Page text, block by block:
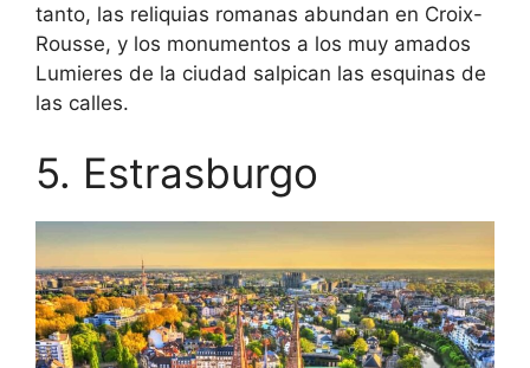
tanto, las reliquias romanas abundan en Croix-
Rousse, y los monumentos a los muy amados
Lumieres de la ciudad salpican las esquinas de
las calles.
5. Estrasburgo